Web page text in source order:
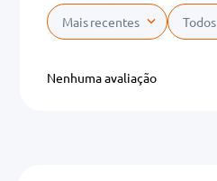
Mais recentes Todos
Nenhuma avaliação